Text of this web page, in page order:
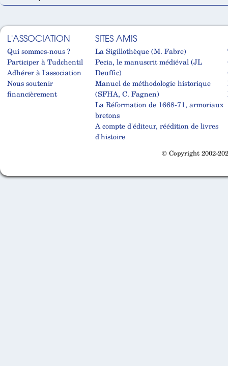
L'ASSOCIATION
Qui sommes-nous ?
Participer à Tudchentil
Adhérer à l'association
Nous soutenir
financièrement
SITES AMIS
La Sigillothèque (M. Fabre)
Pecia, le manuscrit médiéval (JL
Deuffic)
Manuel de méthodologie historique
(SFHA, C. Fagnen)
La Réformation de 1668-71, armoriaux
bretons
A compte d'éditeur, réédition de livres
d'histoire
© Copyright 2002-